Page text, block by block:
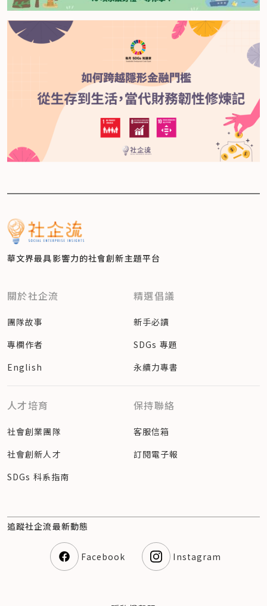
華文界最具影響力的社會創新主題平台
關於社企流
團隊故事
專欄作者
English
精選倡議
新手必讀
SDGs 專題
永續力專書
人才培育
社會創業團隊
社會創新人才
SDGs 科系指南
保持聯絡
客服信箱
訂閱電子報
追蹤社企流最新動態
Facebook Instagram